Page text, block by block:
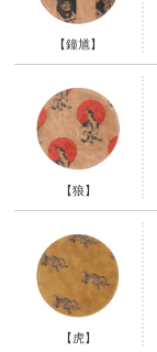
【鐘馗】
【狼】
【虎】